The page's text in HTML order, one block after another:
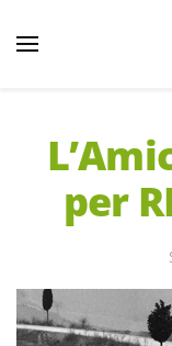
per